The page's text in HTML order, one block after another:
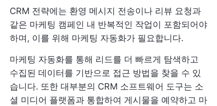
CRM 전략에는 환영 메시지 전송이나 리뷰 요청과
같은 마케팅 캠페인 내 반복적인 작업이 포함되어야
하며, 이를 위해 마케팅 자동화가 필요합니다.
마케팅 자동화를 통해 리드를 더 빠르게 탐색하고
수집된 데이터를 기반으로 접근 방법을 찾을 수 있
습니다. 또한 대부분의 CRM 소프트웨어 도구는 소
셜 미디어 플랫폼과 통합하여 게시물을 예약하고 마